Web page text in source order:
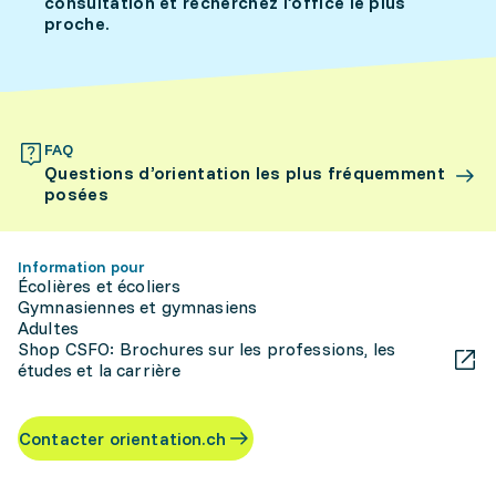
proche.
FAQ
Questions d’orientation les plus fréquemment
posées
Information pour
Écolières et écoliers
Gymnasiennes et gymnasiens
Adultes
Shop CSFO: Brochures sur les professions, les
études et la carrière
Contacter orientation.ch